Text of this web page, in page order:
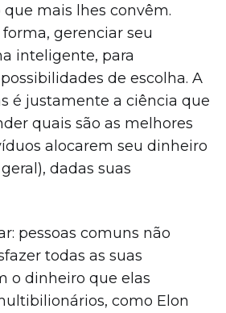
mais lhes convêm.
gerenciar seu
inteligente, para
de escolha. A
é justamente a ciência que
quais são as melhores
alocarem seu dinheiro
dadas suas
pessoas comuns não
todas as suas
o dinheiro que elas
como Elon